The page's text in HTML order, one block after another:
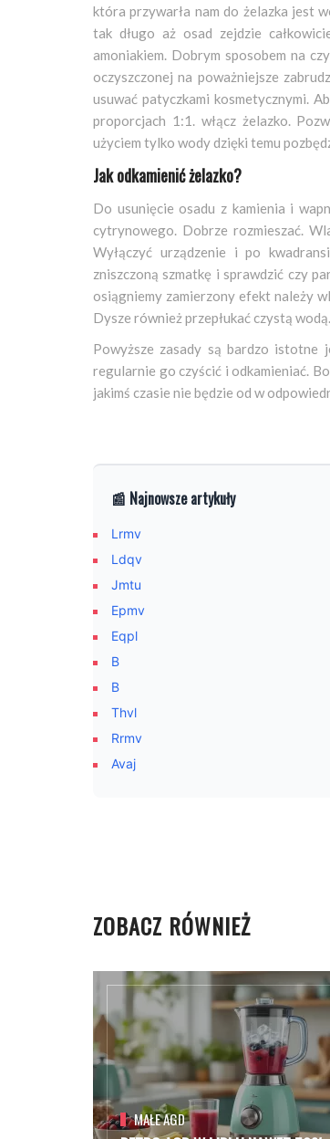
która przywarła nam do żelazka jest
tak długo aż osad zejdzie
amoniakiem. Dobrym sposobem na
oczyszczonej na poważniejsze
usuwać patyczkami kosmetycznymi.
proporcjach 1:1. włącz żelazko.
użyciem tylko wody dzięki temu
Jak odkamienić żelazko?
Do usunięcie osadu z kamienia i
cytrynowego. Dobrze rozmieszać.
Wyłączyć urządzenie i po
zniszczoną szmatkę i sprawdzić czy
osiągniemy zamierzony efekt należy
Dysze również przepłukać czystą
Powyższe zasady są bardzo istotne
regularnie go czyścić i odkamieniać.
jakimś czasie nie będzie od w
📰 Najnowsze artykuły
Lrmv
Ldqv
Jmtu
Epmv
Eqpl
B
B
Thvl
Rrmv
Avaj
ZOBACZ RÓWNIEŻ
MAŁE AGD